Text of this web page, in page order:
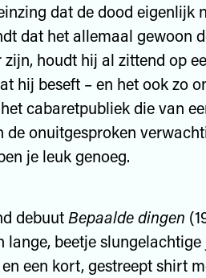
dat de dood eigenlijk
dat het allemaal gewoon
houdt hij al zittend op
hij beseft – en het ook zo
cabaretpubliek die van
de onuitgesproken
je leuk genoeg.
debuut Bepaalde dingen
lange, beetje
een kort, gestreept shirt